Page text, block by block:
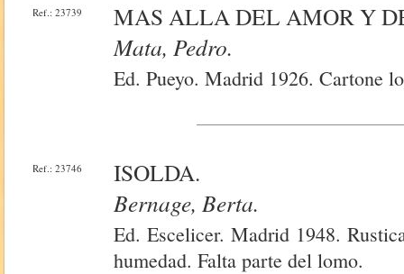
Ref.: 23739
MAS ALLA DEL AMOR Y
Mata, Pedro.
Ed. Pueyo. Madrid 1926. Cartone
Ref.: 23746
ISOLDA.
Bernage, Berta.
Ed. Escelicer. Madrid 1948.
humedad. Falta parte del lomo.